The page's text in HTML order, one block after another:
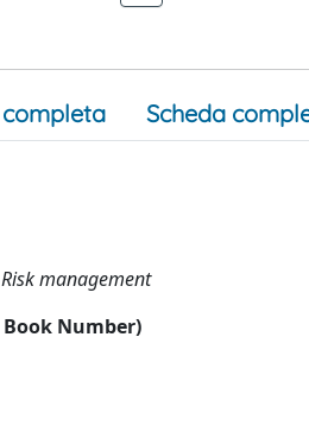
Scheda
management
Number)